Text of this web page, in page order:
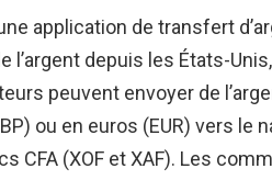
application de transfert
l’argent depuis les États-
peuvent envoyer de
ou en euros (EUR) vers le
CFA (XOF et XAF). Les